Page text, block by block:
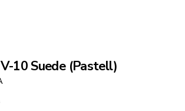
10 Suede (Pastell)